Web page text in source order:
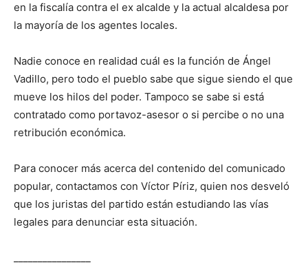
en la fiscalía contra el ex alcalde y la actual alcaldesa por
la mayoría de los agentes locales.
Nadie conoce en realidad cuál es la función de Ángel
Vadillo, pero todo el pueblo sabe que sigue siendo el que
mueve los hilos del poder. Tampoco se sabe si está
contratado como portavoz-asesor o si percibe o no una
retribución económica.
Para conocer más acerca del contenido del comunicado
popular, contactamos con Víctor Píriz, quien nos desveló
que los juristas del partido están estudiando las vías
legales para denunciar esta situación.